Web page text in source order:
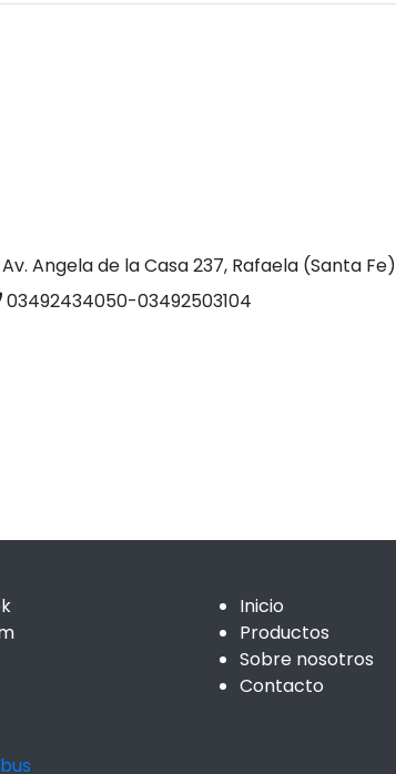
Av. Angela de la Casa 237, Rafaela (Santa Fe)
03492434050-03492503104
Inicio
Productos
Sobre nosotros
Contacto